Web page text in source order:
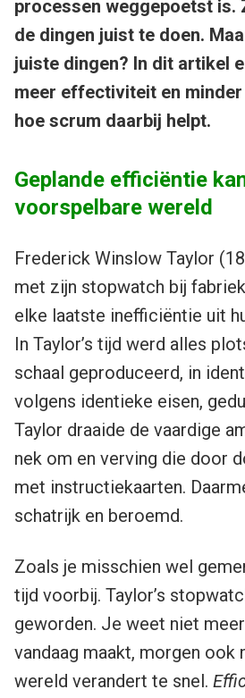
processen weggepoetst is.
de dingen juist te doen.
juiste dingen? In dit artikel
meer effectiviteit en
hoe scrum daarbij helpt.
Geplande efficiëntie
voorspelbare wereld
Frederick Winslow Taylor
met zijn stopwatch bij
elke laatste inefficiëntie uit
In Taylor’s tijd werd alles
schaal geproduceerd, in
volgens identieke eisen,
Taylor draaide de vaardige
nek om en verving die door
met instructiekaarten.
schatrijk en beroemd.
Zoals je misschien wel
tijd voorbij. Taylor’s
geworden. Je weet niet
vandaag maakt, morgen ook
wereld verandert te snel.